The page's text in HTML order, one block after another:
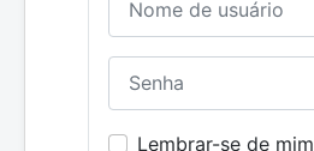
Lembrar-se de mim